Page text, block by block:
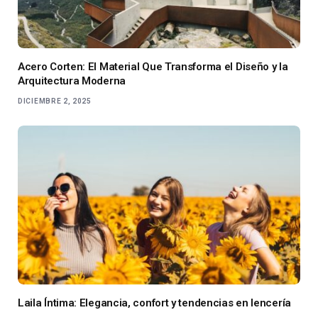
Acero Corten: El Material Que Transforma el Diseño y la
Arquitectura Moderna
DICIEMBRE 2, 2025
Laila Íntima: Elegancia, confort y tendencias en lencería